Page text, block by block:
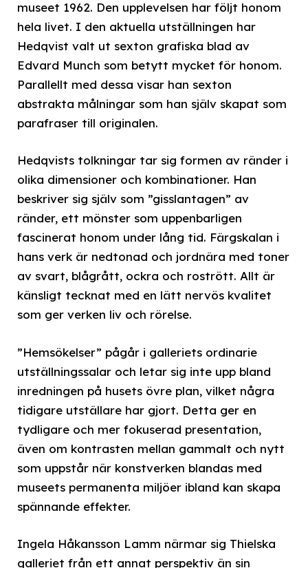
museet 1962. Den upplevelsen har följt honom
hela livet. I den aktuella utställningen har
Hedqvist valt ut sexton grafiska blad av
Edvard Munch som betytt mycket för honom.
Parallellt med dessa visar han sexton
abstrakta målningar som han själv skapat som
parafraser till originalen.
Hedqvists tolkningar tar sig formen av ränder i
olika dimensioner och kombinationer. Han
beskriver sig själv som ”gisslantagen” av
ränder, ett mönster som uppenbarligen
fascinerat honom under lång tid. Färgskalan i
hans verk är nedtonad och jordnära med toner
av svart, blågrått, ockra och rostrött. Allt är
känsligt tecknat med en lätt nervös kvalitet
som ger verken liv och rörelse.
”Hemsökelser” pågår i galleriets ordinarie
utställningssalar och letar sig inte upp bland
inredningen på husets övre plan, vilket några
tidigare utställare har gjort. Detta ger en
tydligare och mer fokuserad presentation,
även om kontrasten mellan gammalt och nytt
som uppstår när konstverken blandas med
museets permanenta miljöer ibland kan skapa
spännande effekter.
Ingela Håkansson Lamm närmar sig Thielska
galleriet från ett annat perspektiv än sin